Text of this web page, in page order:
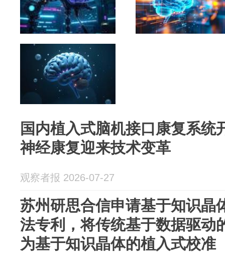
国内植入式脑机接口康复系统
神经康复迎来技术变革
观察者报 2026-07-27
苏州研思合信申请基于知识晶
法专利，将传统基于数据驱动
为基于知识晶体的植入式校准